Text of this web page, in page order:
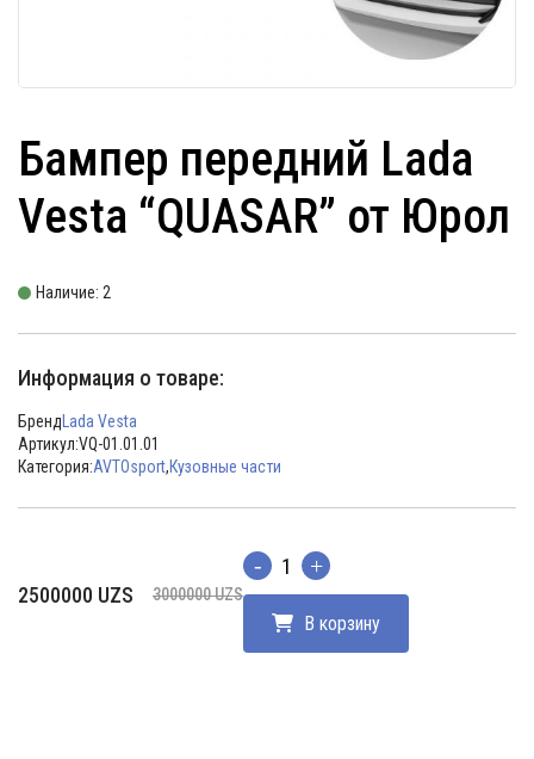
Бампер передний Lada
Vesta “QUASAR” от Юрол
Наличие: 2
Информация о товаре:
Бренд Lada Vesta
Артикул:VQ-01.01.01
Категория:AVTOsport,Кузовные части
3000000UZS
Первоначальная
2500000 UZS
Текущая
Количество
В корзину